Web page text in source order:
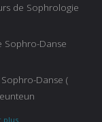
de Sophrologie
Sophro-Danse
Danse (
plus